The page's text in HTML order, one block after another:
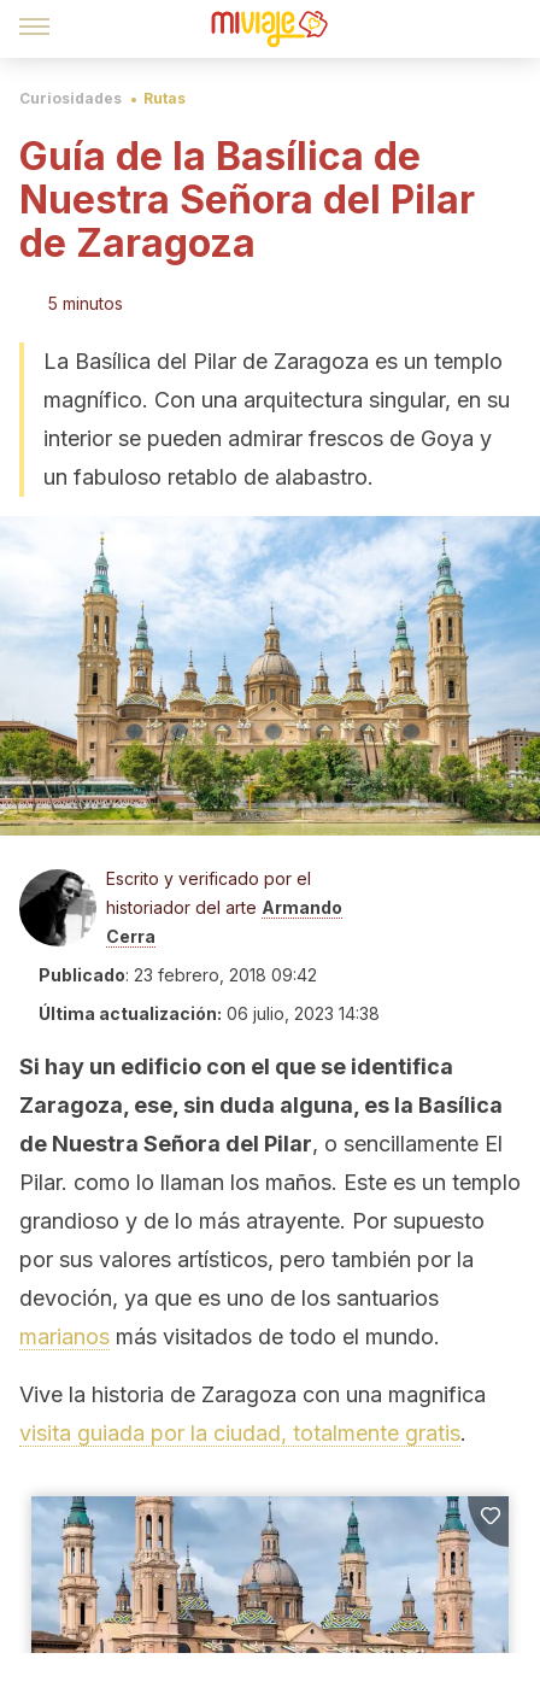
Curiosidades Rutas
Guía de la Basílica de
Nuestra Señora del Pilar
de Zaragoza
5 minutos
La Basílica del Pilar de Zaragoza es un templo
magnífico. Con una arquitectura singular, en su
interior se pueden admirar frescos de Goya y
un fabuloso retablo de alabastro.
Escrito y verificado por el
historiador del arte Armando
Cerra
Publicado: 23 febrero, 2018 09:42
Última actualización: 06 julio, 2023 14:38
Si hay un edificio con el que se identifica
Zaragoza, ese, sin duda alguna, es la Basílica
de Nuestra Señora del Pilar, o sencillamente El
Pilar. como lo llaman los maños. Este es un templo
grandioso y de lo más atrayente. Por supuesto
por sus valores artísticos, pero también por la
devoción, ya que es uno de los santuarios
marianos más visitados de todo el mundo.
Vive la historia de Zaragoza con una magnifica
visita guiada por la ciudad, totalmente gratis.